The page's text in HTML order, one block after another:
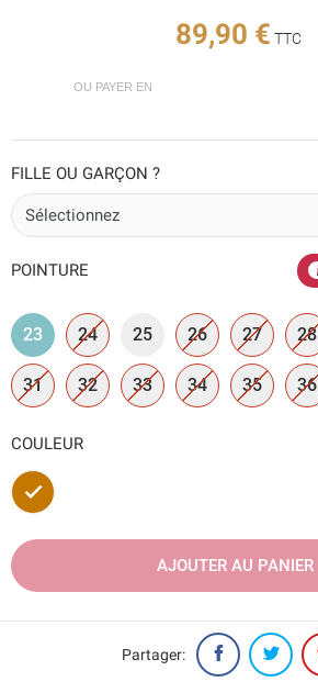
89,90 € TTC
OU PAYER EN
FILLE OU GARÇON ?
POINTURE
23 24 25 26 27 28
31 32 33 34 35 36
COULEUR
Marron
AJOUTER AU PANIER
Partager: